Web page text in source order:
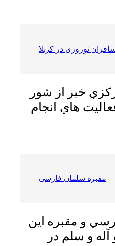
نوروزی در کربلا
خبر از شور
هاي انجام
مقبره سلمان فارسی
و مقبره اين
آله و سلم در